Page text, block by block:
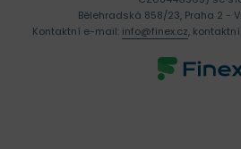
Bělehradská 858/23, Praha 2 -
Kontaktní e-mail: info@finex.cz,